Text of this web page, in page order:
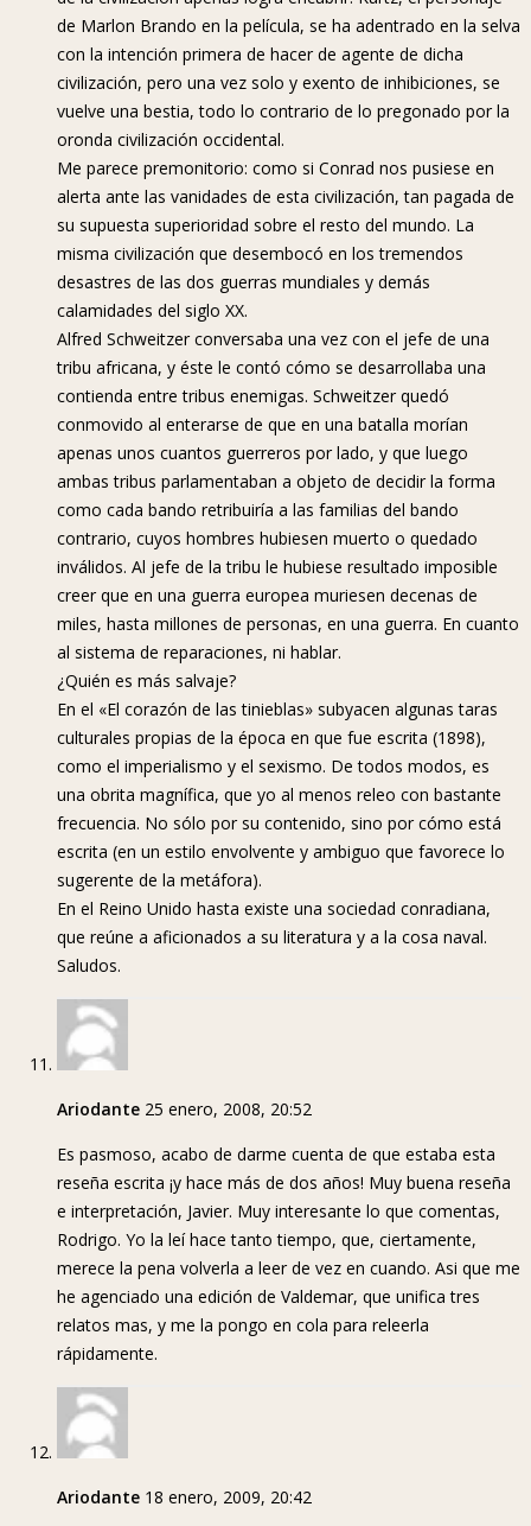
de Marlon Brando en la película, se ha adentrado en la selva
con la intención primera de hacer de agente de dicha
civilización, pero una vez solo y exento de inhibiciones, se
vuelve una bestia, todo lo contrario de lo pregonado por la
oronda civilización occidental.
Me parece premonitorio: como si Conrad nos pusiese en
alerta ante las vanidades de esta civilización, tan pagada de
su supuesta superioridad sobre el resto del mundo. La
misma civilización que desembocó en los tremendos
desastres de las dos guerras mundiales y demás
calamidades del siglo XX.
Alfred Schweitzer conversaba una vez con el jefe de una
tribu africana, y éste le contó cómo se desarrollaba una
contienda entre tribus enemigas. Schweitzer quedó
conmovido al enterarse de que en una batalla morían
apenas unos cuantos guerreros por lado, y que luego
ambas tribus parlamentaban a objeto de decidir la forma
como cada bando retribuiría a las familias del bando
contrario, cuyos hombres hubiesen muerto o quedado
inválidos. Al jefe de la tribu le hubiese resultado imposible
creer que en una guerra europea muriesen decenas de
miles, hasta millones de personas, en una guerra. En cuanto
al sistema de reparaciones, ni hablar.
¿Quién es más salvaje?
En el «El corazón de las tinieblas» subyacen algunas taras
culturales propias de la época en que fue escrita (1898),
como el imperialismo y el sexismo. De todos modos, es
una obrita magnífica, que yo al menos releo con bastante
frecuencia. No sólo por su contenido, sino por cómo está
escrita (en un estilo envolvente y ambiguo que favorece lo
sugerente de la metáfora).
En el Reino Unido hasta existe una sociedad conradiana,
que reúne a aficionados a su literatura y a la cosa naval.
Saludos.
Ariodante 25 enero, 2008, 20:52
Es pasmoso, acabo de darme cuenta de que estaba esta
reseña escrita ¡y hace más de dos años! Muy buena reseña
e interpretación, Javier. Muy interesante lo que comentas,
Rodrigo. Yo la leí hace tanto tiempo, que, ciertamente,
merece la pena volverla a leer de vez en cuando. Asi que me
he agenciado una edición de Valdemar, que unifica tres
relatos mas, y me la pongo en cola para releerla
rápidamente.
Ariodante 18 enero, 2009, 20:42